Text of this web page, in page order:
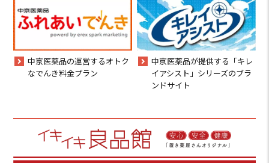
中京医薬品の運営するオトク
なでんき料金プラン
中京医薬品が提供する「キレ
イアシスト」シリーズのブラ
ンドサイト